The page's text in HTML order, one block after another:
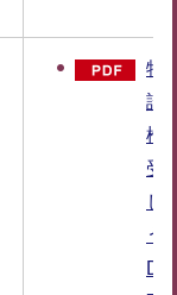
特
診
検
受
し
う
DF